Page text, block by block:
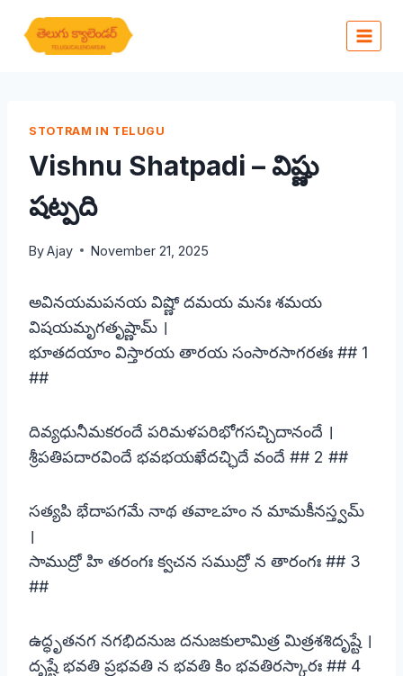
STOTRAM IN TELUGU
Vishnu Shatpadi – విష్ణు
షట్పది
ByAjay November 21, 2025
అవినయమపనయ విష్ణో దమయ మనః శమయ
విషయమృగతృష్ణామ్ ।
భూతదయాం విస్తారయ తారయ సంసారసాగరతః ## 1
##
దివ్యధునీమకరందే పరిమళపరిభోగసచ్చిదానందే ।
శ్రీపతిపదారవిందే భవభయఖేదచ్ఛిదే వందే ## 2 ##
సత్యపి భేదాపగమే నాథ తవాఽహం న మామకీనస్త్వమ్
।
సాముద్రో హి తరంగః క్వచన సముద్రో న తారంగః ## 3
##
ఉద్ధృతనగ నగభిదనుజ దనుజకులామిత్ర మిత్రశశిదృష్టే ।
దృష్టే భవతి ప్రభవతి న భవతి కిం భవతిరస్కారః ## 4